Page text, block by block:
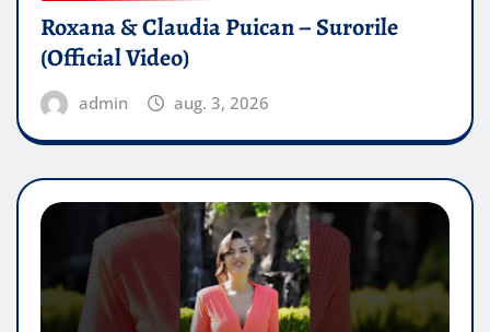
Roxana & Claudia Puican – Surorile
(Official Video)
admin aug. 3, 2026